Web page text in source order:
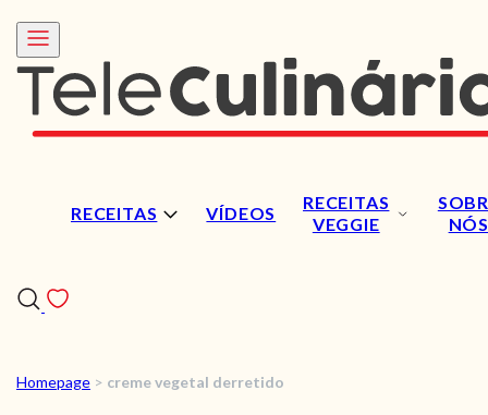
RECEITAS VÍDEOS
RECEITAS
VEGGIE
NÓS
RECEITAS
Homepage > creme vegetal derretido